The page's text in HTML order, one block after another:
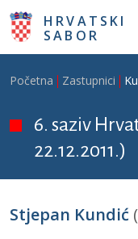
Skoči na glavni sadržaj
HRVATSKI
SABOR
Breadcrumb
Početna Zastupnici
6. saziv
22.12.2011.)
Stjepan Kundić